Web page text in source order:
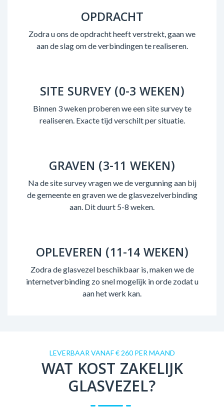
OPDRACHT
Zodra u ons de opdracht heeft verstrekt, gaan we
aan de slag om de verbindingen te realiseren.
SITE SURVEY (0-3 WEKEN)
Binnen 3 weken proberen we een site survey te
realiseren. Exacte tijd verschilt per situatie.
GRAVEN (3-11 WEKEN)
Na de site survey vragen we de vergunning aan bij
de gemeente en graven we de glasvezelverbinding
aan. Dit duurt 5-8 weken.
OPLEVEREN (11-14 WEKEN)
Zodra de glasvezel beschikbaar is, maken we de
internetverbinding zo snel mogelijk in orde zodat u
aan het werk kan.
LEVERBAAR VANAF € 260 PER MAAND
WAT KOST ZAKELIJK
GLASVEZEL?